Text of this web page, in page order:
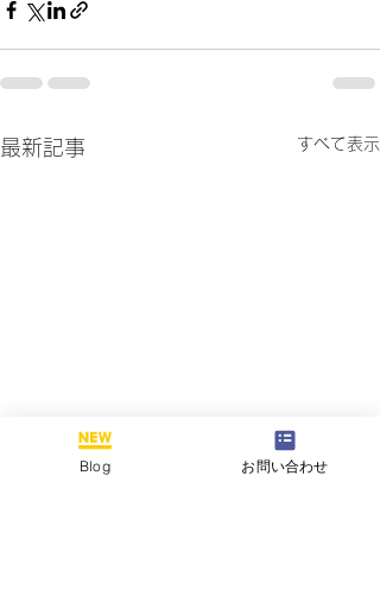
最新記事 すべて表示
Blog お問い合わせ